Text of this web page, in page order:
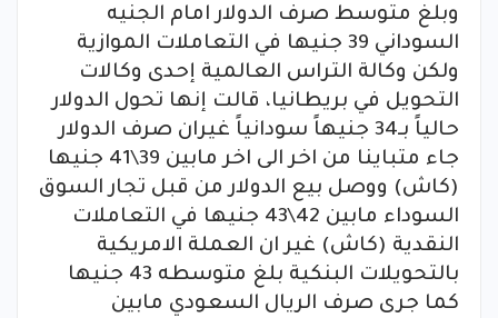
وبلغ متوسط صرف الدولار امام الجنيه
السوداني 39 جنيها في التعاملات الموازية
ولكن وكالة التراس العالمية إحدى وكالات
التحويل في بريطانيا، قالت إنها تحول الدولار
حالياً بـ34 جنيهاً سودانياً غيران صرف الدولار
جاء متباينا من اخر الى اخر مابين 39\41 جنيها
(كاش) ووصل بيع الدولار من قبل تجار السوق
السوداء مابين 42\43 جنيها في التعاملات
النقدية (كاش) غير ان العملة الامريكية
بالتحويلات البنكية بلغ متوسطه 43 جنيها
كما جرى صرف الريال السعودي مابين